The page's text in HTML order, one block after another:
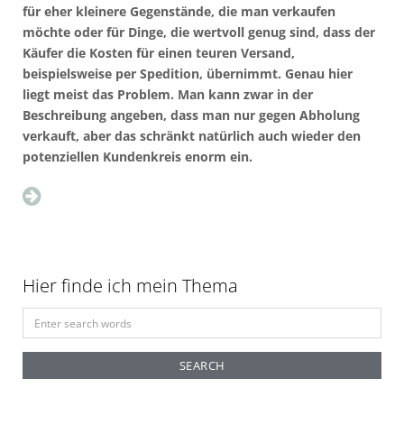
für eher kleinere Gegenstände, die man verkaufen
möchte oder für Dinge, die wertvoll genug sind, dass der
Käufer die Kosten für einen teuren Versand,
beispielsweise per Spedition, übernimmt. Genau hier
liegt meist das Problem. Man kann zwar in der
Beschreibung angeben, dass man nur gegen Abholung
verkauft, aber das schränkt natürlich auch wieder den
potenziellen Kundenkreis enorm ein.
Hier finde ich mein Thema
e
r